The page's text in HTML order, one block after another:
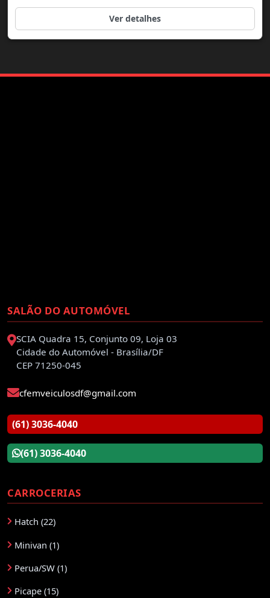
Ver detalhes
SALÃO DO AUTOMÓVEL
SCIA Quadra 15, Conjunto 09, Loja 03
Cidade do Automóvel - Brasília/DF
CEP 71250-045
cfemveiculosdf@gmail.com
(61) 3036-4040
(61) 3036-4040
CARROCERIAS
Hatch (22)
Minivan (1)
Perua/SW (1)
Picape (15)